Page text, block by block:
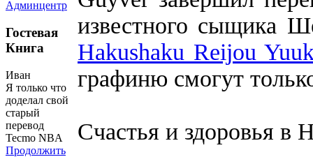
Админцентр
Гостевая
Книга
Иван
Я только что
доделал свой
старый
перевод
Tecmo NBA
Продолжить
известного сыщика
Hakushaku Reijou
графиню смогут
Счастья и здоровья в